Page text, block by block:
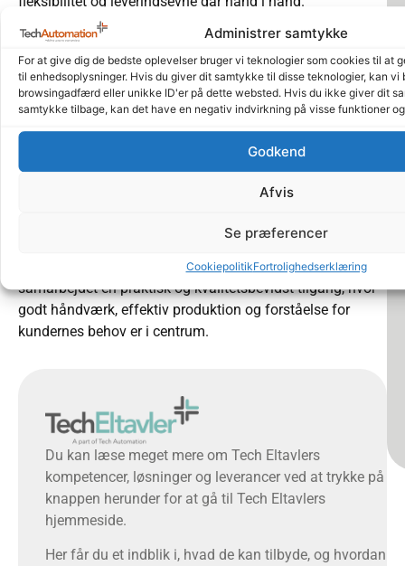
Administrer samtykke
For at give dig de bedste oplevelser bruger vi teknologier som cookies til at
til enhedsoplysninger. Hvis du giver dit samtykke til disse teknologier, kan vi
browsingadfærd eller unikke ID'er på dette websted. Hvis du ikke giver dit
samtykke tilbage, kan det have en negativ indvirkning på visse funktioner
Godkend
Afvis
Se præferencer
CookiepolitikFortrolighedserklæring
Hos Tech Eltavler er fokus rettet mod opbygning af
byggetavler, fordelingstavler og gruppetavler, produceret
med høj faglighed og stor præcision. Hver tavle bliver
bygget med fokus på driftssikkerhed, holdbarhed og en
fungerer i praksis og lever op til de krav, der stilles i
hverdagen.
Det tætte samarbejde mellem Tech Automation og Tech
Eltavler gør det muligt at tilbyde kunderne en stærk og
pålidelig partner med adgang til specialiserede
kompetencer inden for tavlebygning. Tech Eltavler tilfører
samarbejdet en praktisk og kvalitetsbevidst tilgang, hvor
godt håndværk, effektiv produktion og forståelse for
kundernes behov er i centrum.
Du kan læse meget mere om Tech Eltavlers
kompetencer, løsninger og leverancer ved at trykke på
knappen herunder for at gå til Tech Eltavlers
hjemmeside.
Her får du et indblik i, hvad de kan tilbyde, og hvordan